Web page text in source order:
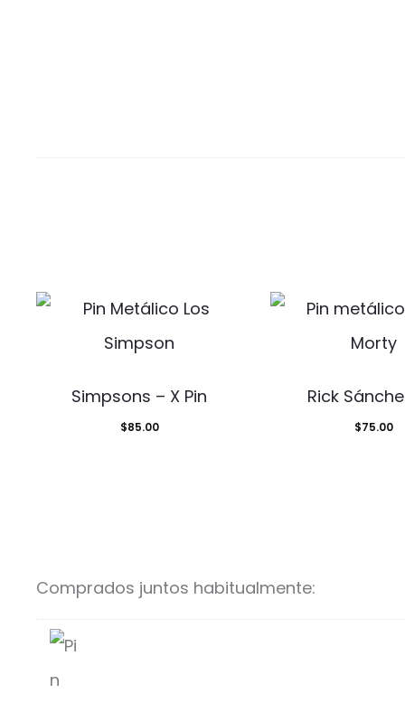
Simpsons – X Pin
$85.00
Rick
$75.00
Comprados juntos habitualmente: